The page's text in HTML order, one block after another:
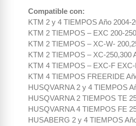
Compatible con:
KTM 2 y 4 TIEMPOS Año 2004-
KTM 2 TIEMPOS – EXC 200-
KTM 2 TIEMPOS – XC-W-
KTM 2 TIEMPOS – XC-250,300
KTM 4 TIEMPOS – EXC-F
KTM 4 TIEMPOS FREERIDE
HUSQVARNA 2 y 4 TIEMPOS
HUSQVARNA 2 TIEMPOS TE
HUSQVARNA 4 TIEMPOS FE
HUSABERG 2 y 4 TIEMPOS